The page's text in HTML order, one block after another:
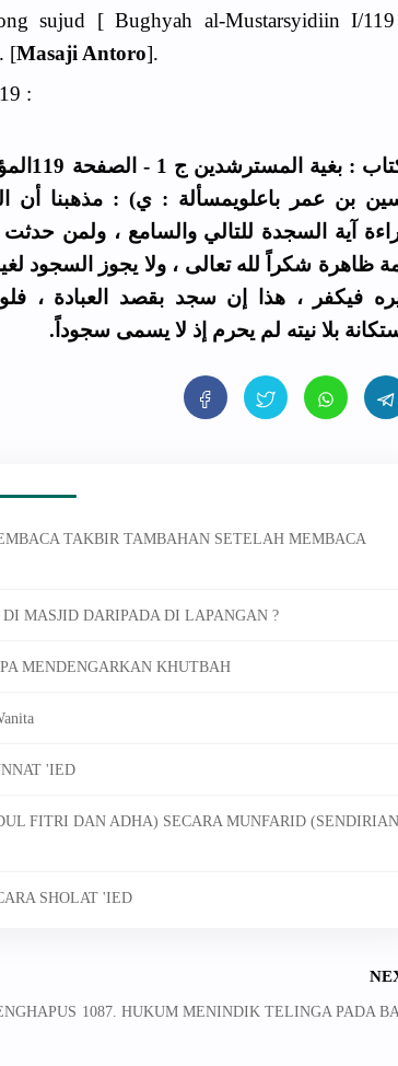
sujud [ Bughyah al-Mustarsyidiin I/
[Masaji Antoro].
:
بن عمر باعلويمسألة : ي) : مذهبنا أن
آية السجدة للتالي والسامع ، ولمن
ظاهرة شكراً لله تعالى ، ولا يجوز السجود
فيكفر ، هذا إن سجد بقصد العبادة ،
بلا نيته لم يحرم إذ لا يسمى سجوداً.
TAKBIR TAMBAHAN SETELAH MEMBACA
MASJID DARIPADA DI LAPANGAN ?
MENDENGARKAN KHUTBAH
'IED
FITRI DAN ADHA) SECARA MUNFARID (SENDIRIAN
SHOLAT 'IED
1087. HUKUM MENINDIK TELINGA PADA